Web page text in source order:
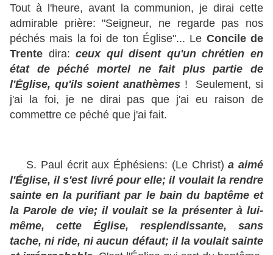
Tout à l'heure, avant la communion, je dirai cette
admirable prière: "Seigneur, ne regarde pas nos
péchés mais la foi de ton Église"... Le Concile de
Trente dira:ceux qui disent qu'un chrétien en
état de péché mortel ne fait plus partie de
l'Église, qu'ils soient anathèmes ! Seulement, si
j'ai la foi, je ne dirai pas que j'ai eu raison de
commettre ce péché que j'ai fait.
S. Paul écrit aux Éphésiens: (Le Christ)a aimé
l'Église, il s'est livré pour elle; il voulait la rendre
sainte en la purifiant par le bain du baptême et
la Parole de vie; il voulait se la présenter à lui-
même, cette Église, resplendissante, sans
tache, ni ride, ni aucun défaut; il la voulait sainte